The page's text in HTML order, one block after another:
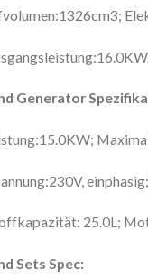
Generator
25.0L;
Sets Spec: